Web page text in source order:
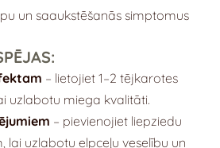
un saaukstēšanās simptomus
– lietojiet 1–2 tējkarotes
uzlabotu miega kvalitāti.
– pievienojiet liepziedu
lai uzlabotu elpceļu veselību un